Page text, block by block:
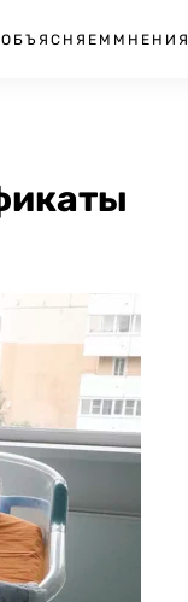
ОБЪЯСНЯЕМ МНЕНИЯ